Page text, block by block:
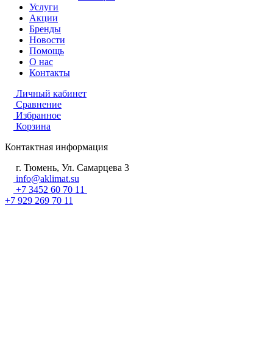
Услуги
Акции
Бренды
Новости
Помощь
О нас
Контакты
Личный кабинет
Сравнение
Избранное
Корзина
Контактная информация
г. Тюмень, Ул. Самарцева 3
info@aklimat.su
+7 3452 60 70 11
+7 929 269 70 11